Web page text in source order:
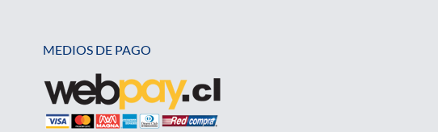
MEDIOS DE PAGO